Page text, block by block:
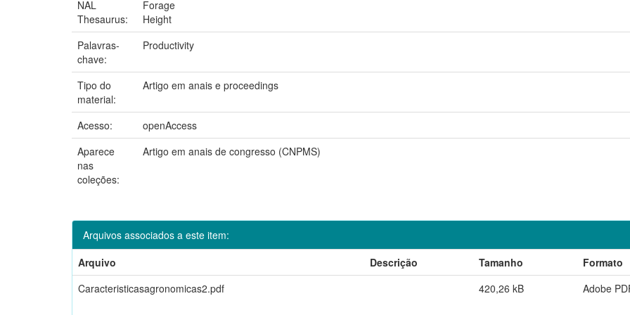
NAL
Thesaurus:
Forage
Height
Palavras-
chave:
Productivity
Tipo do
material:
Artigo em anais e proceedings
Acesso:
openAccess
Aparece
nas
coleções:
Artigo em anais de congresso (CNPMS)
Arquivos associados a este item:
Arquivo
Descrição Tamanho
Formato
Caracteristicasagronomicas2.pdf
420,26 kB Adobe